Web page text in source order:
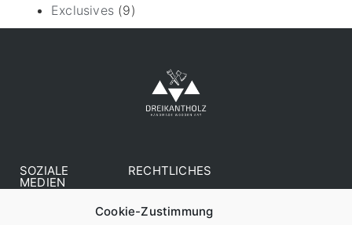
Cookie-Zustimmung
Exclusives (9)
SOZIALE
MEDIEN
RECHTLICHES
AGB